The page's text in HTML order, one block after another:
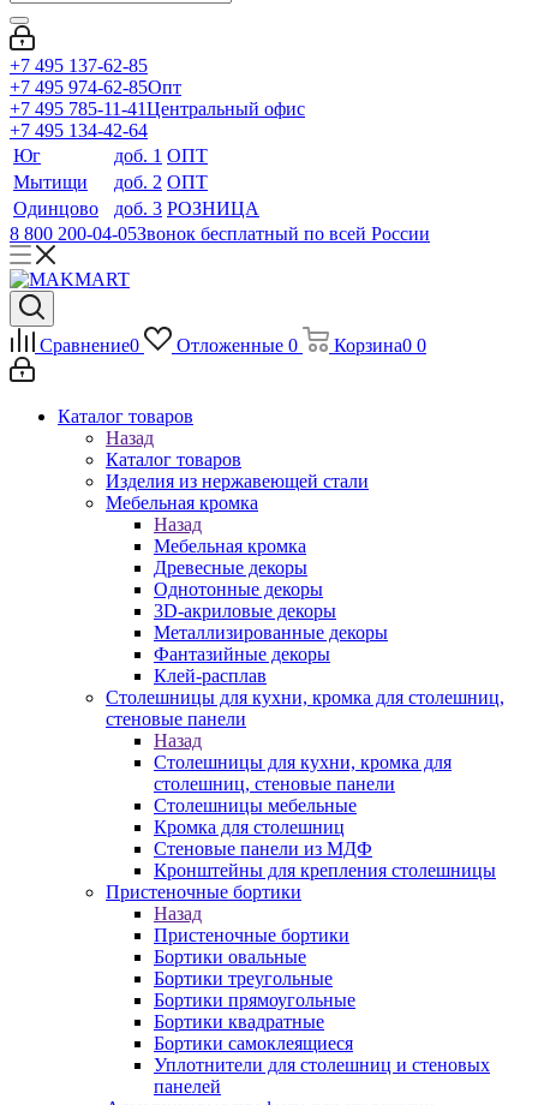
+7 495 137-62-85
+7 495 974-62-85Опт
+7 495 785-11-41Центральный офис
+7 495 134-42-64
Юг
доб. 1 ОПТ
Мытищи
доб. 2 ОПТ
Одинцово
доб. 3 РОЗНИЦА
8 800 200-04-05Звонок бесплатный по всей России
Сравнение0 Отложенные 0 Корзина0 0
Каталог товаров
Назад
Каталог товаров
Изделия из нержавеющей стали
Мебельная кромка
Назад
Мебельная кромка
Древесные декоры
Однотонные декоры
3D-акриловые декоры
Металлизированные декоры
Фантазийные декоры
Клей-расплав
Столешницы для кухни, кромка для столешниц,
стеновые панели
Назад
Столешницы для кухни, кромка для
столешниц, стеновые панели
Столешницы мебельные
Кромка для столешниц
Стеновые панели из МДФ
Кронштейны для крепления столешницы
Пристеночные бортики
Назад
Пристеночные бортики
Бортики овальные
Бортики треугольные
Бортики прямоугольные
Бортики квадратные
Бортики самоклеящиеся
Уплотнители для столешниц и стеновых
панелей